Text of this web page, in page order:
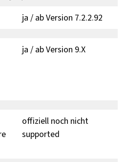
ja / ab Version 7.2.2.92
ja / ab Version 9.X
offiziell noch nicht
supported